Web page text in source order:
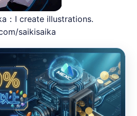
：I create illustrations.
saikisaika